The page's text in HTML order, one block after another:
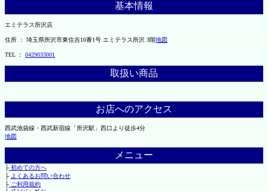
基本情報
エミテラス所沢店
住所 ： 埼玉県所沢市東住吉10番1号 エミテラス所沢 3階地図
TEL ： 0429033001
取扱い商品
お店へのアクセス
西武池袋線・西武新宿線「所沢駅」西口より徒歩4分
地図
メニュー
├初めての方へ
├ よくあるお問い合わせ
├ご利用規約